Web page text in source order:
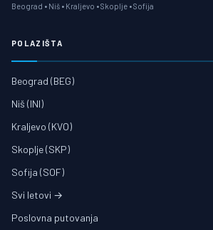
Beograd • Niš • Kraljevo • Skoplje • Sofija
POLAZIŠTA
Beograd (BEG)
Niš (INI)
Kraljevo (KVO)
Skoplje (SKP)
Sofija (SOF)
Svi letovi →
Poslovna putovanja